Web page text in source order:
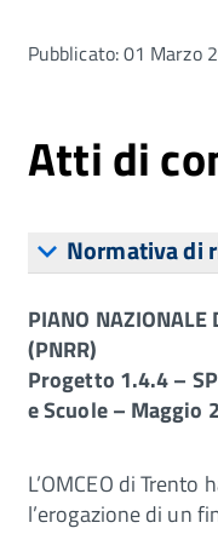
Pubblicato: 01 Marzo
Atti di
Normativa di
PIANO NAZIONALE
(PNRR)
Progetto 1.4.4 –
e Scuole – Maggio
L’OMCEO di
l’erogazione di un